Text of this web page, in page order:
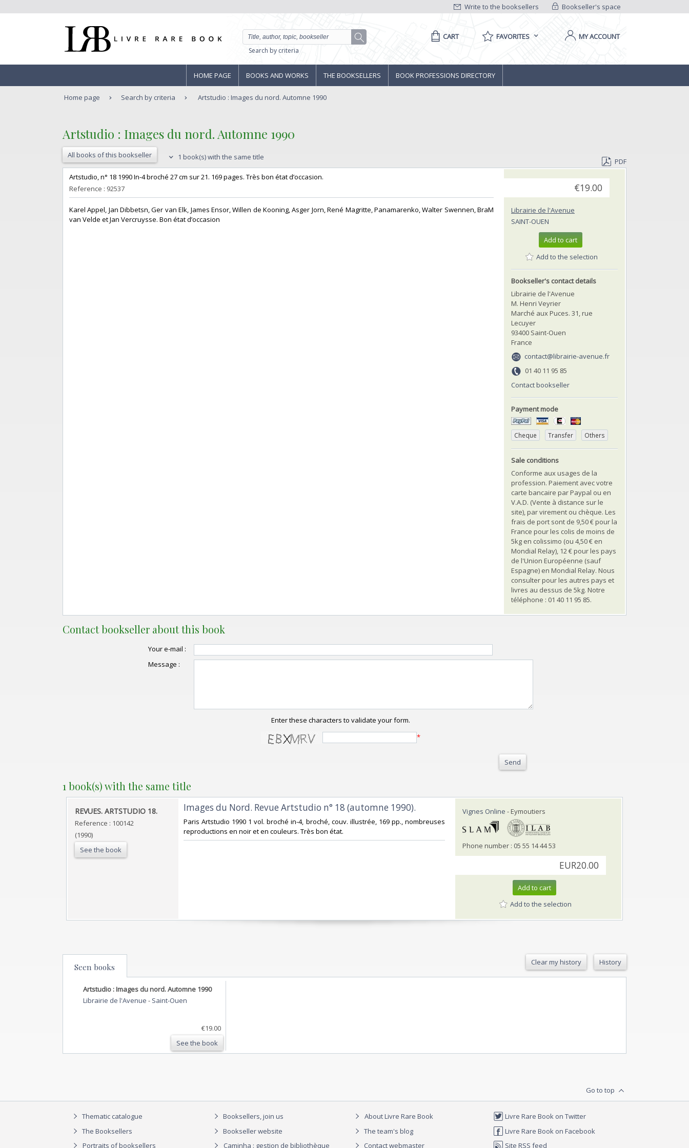
Bookseller's space
Write to the booksellers
Search by criteria
CART FAVORITES MY ACCOUNT
HOME PAGE BOOKS AND WORKS THE BOOKSELLERS BOOK PROFESSIONS DIRECTORY
Home page Search by criteria Artstudio : Images du nord. Automne 1990
‎Artstudio : Images du nord. Automne 1990‎
All books of this bookseller 1 book(s) with the same title
PDF
‎Artstudio, n° 18 1990 In-4 broché 27 cm sur 21. 169 pages. Très bon état d’occasion.‎
Reference : 92537
‎Karel Appel, Jan Dibbetsn, Ger van Elk, James Ensor, Willen de Kooning, Asger Jorn, René Magritte, Panamarenko, Walter Swennen, BraM
van Velde et Jan Vercruysse. Bon état d’occasion ‎
€19.00
Librairie de l'Avenue
SAINT-OUEN
Add to cart
Add to the selection
Bookseller's contact details
Librairie de l'Avenue
M. Henri Veyrier
Marché aux Puces. 31, rue
Lecuyer
93400 Saint-Ouen
France
contact@librairie-avenue.fr
01 40 11 95 85
Contact bookseller
Payment mode
Cheque Transfer Others
Sale conditions
Conforme aux usages de la
profession. Paiement avec votre
carte bancaire par Paypal ou en
V.A.D. (Vente à distance sur le
site), par virement ou chèque. Les
frais de port sont de 9,50 € pour la
France pour les colis de moins de
5kg en colissimo (ou 4,50 € en
Mondial Relay), 12 € pour les pays
de l'Union Européenne (sauf
Espagne) en Mondial Relay. Nous
consulter pour les autres pays et
livres au dessus de 5kg. Notre
téléphone : 01 40 11 95 85.
Contact bookseller about this book
Your e-mail :
Message :
Enter these characters to validate your form.
*
Send
1 book(s) with the same title
‎REVUES. ARTSTUDIO 18.‎
Reference : 100142
(1990)
See the book
‎Images du Nord. Revue Artstudio n° 18 (automne 1990).‎
‎Paris Artstudio 1990 1 vol. broché in-4, broché, couv. illustrée, 169 pp., nombreuses
reproductions en noir et en couleurs. Très bon état.‎
Vignes Online - Eymoutiers
Phone number : 05 55 14 44 53
EUR20.00
Add to cart
Add to the selection
Seen books Clear my history History
Artstudio : Images du nord. Automne 1990
Librairie de l'Avenue - Saint-Ouen
€19.00
See the book
Go to top
Thematic catalogue
The Booksellers
Portraits of booksellers
Booksellers, join us
Bookseller website
Caminha : gestion de bibliothèque
About Livre Rare Book
The team's blog
Contact webmaster
Livre Rare Book on Twitter
Livre Rare Book on Facebook
Site RSS feed